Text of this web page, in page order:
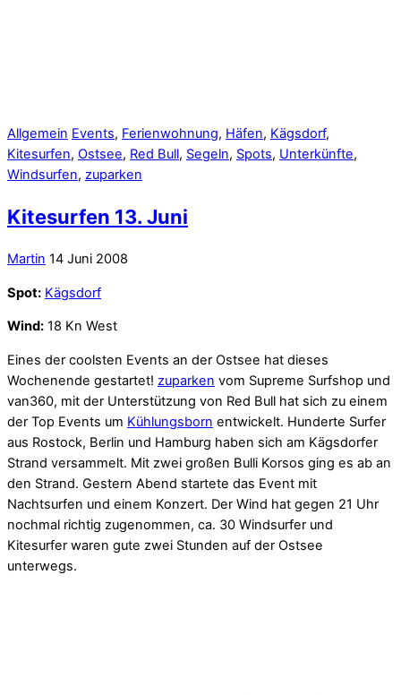
Allgemein Events, Ferienwohnung, Häfen, Kägsdorf,
Kitesurfen, Ostsee, Red Bull, Segeln, Spots, Unterkünfte,
Windsurfen, zuparken
Kitesurfen 13. Juni
Martin 14 Juni 2008
Spot: Kägsdorf
Wind: 18 Kn West
Eines der coolsten Events an der Ostsee hat dieses
Wochenende gestartet! zuparken vom Supreme Surfshop und
van360, mit der Unterstützung von Red Bull hat sich zu einem
der Top Events um Kühlungsborn entwickelt. Hunderte Surfer
aus Rostock, Berlin und Hamburg haben sich am Kägsdorfer
Strand versammelt. Mit zwei großen Bulli Korsos ging es ab an
den Strand. Gestern Abend startete das Event mit
Nachtsurfen und einem Konzert. Der Wind hat gegen 21 Uhr
nochmal richtig zugenommen, ca. 30 Windsurfer und
Kitesurfer waren gute zwei Stunden auf der Ostsee
unterwegs.